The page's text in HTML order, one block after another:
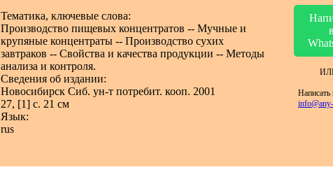
Тематика, ключевые слова:
Производство пищевых концентратов -- Мучные и
крупяные концентраты -- Производство сухих
завтраков -- Свойства и качества продукции -- Методы
анализа и контроля.
Сведения об издании:
Новосибирск Сиб. ун-т потребит. кооп. 2001
27, [1] с. 21 см
Язык:
rus
в
Написать